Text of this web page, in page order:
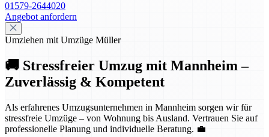
01579-2644020
Angebot anfordern
Umziehen mit Umzüge Müller
🚚 Stressfreier Umzug mit Mannheim –
Zuverlässig & Kompetent
Als erfahrenes Umzugsunternehmen in Mannheim sorgen wir für
stressfreie Umzüge – von Wohnung bis Ausland. Vertrauen Sie auf
professionelle Planung und individuelle Beratung. 💼